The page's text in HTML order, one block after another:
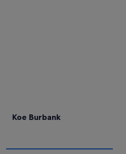
Koe Burbank